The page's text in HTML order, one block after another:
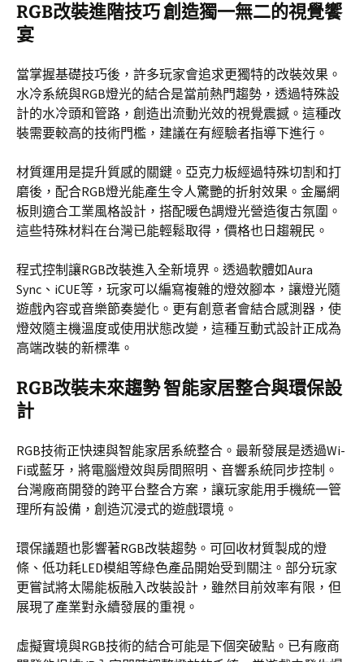
RGB改裝進階技巧 創造獨一無二的視覺饗
宴
當掌握基礎技巧後，許多玩家會追求更獨特的改裝效果。
水冷系統與RGB燈光的結合是當前熱門趨勢，透過特殊設
計的水冷頭和管路，創造出流動光效的視覺震撼。這種改
裝需要較高的技術門檻，建議在有經驗者指導下進行。
材質運用是提升質感的關鍵。亞克力板經過特殊切割和打
磨後，配合RGB燈光能產生令人驚艷的折射效果。金屬網
板則適合工業風格設計，搭配暖色調燈光營造復古氛圍。
這些特殊材料在台灣已能輕鬆取得，價格也日趨親民。
程式控制讓RGB改裝進入全新境界。透過軟體如Aura
Sync、iCUE等，玩家可以編寫複雜的燈效腳本，讓燈光隨
遊戲內容或音樂節奏變化。更有創意者會結合感測器，使
燈效隨主機溫度或使用狀態改變，這種互動式設計正成為
高端改裝的新標準。
RGB改裝未來趨勢 智能家居整合與環保設
計
RGB技術正快速與智能家居系統整合。最新發展是透過Wi-
Fi或藍牙，將電腦燈效與房間照明、音響系統同步控制。
台灣廠商開發的跨平台整合方案，讓玩家能用手機統一管
理所有設備，創造沉浸式的遊戲環境。
環保議題也影響著RGB改裝趨勢。可回收材質製成的燈
條、低功耗LED模組等綠色產品開始受到關注。部分玩家
更嘗試將太陽能板融入改裝設計，雖然目前效率有限，但
展現了產業對永續發展的重視。
虛擬實境與RGB技術的結合可能是下個突破點。已有廠商